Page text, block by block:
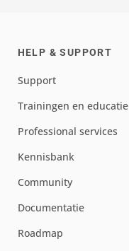
HELP & SUPPORT
Support
Trainingen en educatie
Professional services
Kennisbank
Community
Documentatie
Roadmap